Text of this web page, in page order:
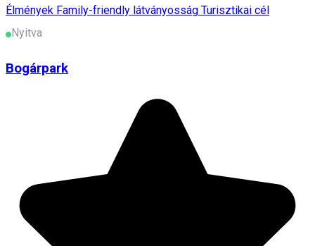
Élmények Family-friendly látványosság Turisztikai cél
Nyitva
Bogárpark